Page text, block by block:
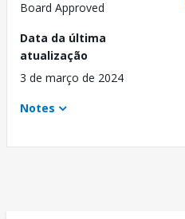
Board Approved
Data da última
atualização
3 de março de 2024
Notes